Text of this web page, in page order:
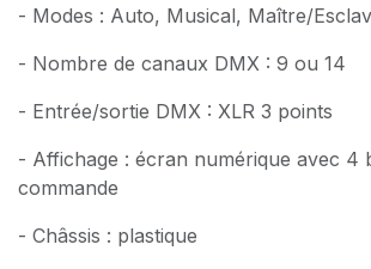
- Modes : Auto, Musical, Maître/
- Nombre de canaux DMX : 9 ou 14
- Entrée/sortie DMX : XLR 3 points
- Affichage : écran numérique avec 4
commande
- Châssis : plastique